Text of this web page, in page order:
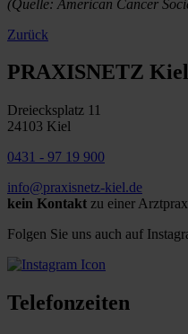
(Quelle: American Cancer
Zurück
PRAXISNETZ Kiel
Dreiecksplatz 11
24103 Kiel
0431 - 97 19 900
info@praxisnetz-kiel.de
kein Kontakt zu einer
Folgen Sie uns auch auf
Telefonzeiten